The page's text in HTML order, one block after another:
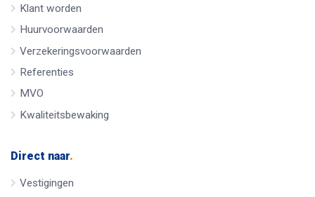
Klant worden
Huurvoorwaarden
Verzekeringsvoorwaarden
Referenties
MVO
Kwaliteitsbewaking
Direct naar.
Vestigingen